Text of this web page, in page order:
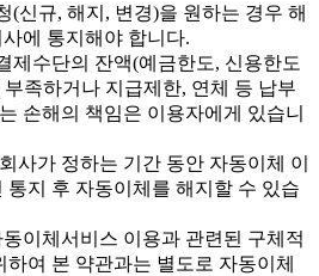
(신규, 해지, 변경)을 원하는 경우 해
에 통지해야 합니다.
제수단의 잔액(예금한도, 신용한도
족하거나 지급제한, 연체 등 납부
손해의 책임은 이용자에게 있습니
사가 정하는 기간 동안 자동이체 이
통지 후 자동이체를 해지할 수 있습
이체서비스 이용과 관련된 구체적
여 본 약관과는 별도로 자동이체